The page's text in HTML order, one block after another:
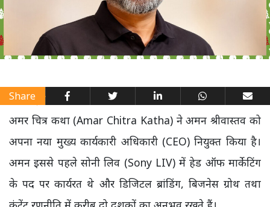
Share
अमर चित्र कथा (Amar Chitra Katha) ने अमन श्रीवास्तव को
अपना नया मुख्य कार्यकारी अधिकारी (CEO) नियुक्त किया है।
अमन इससे पहले सोनी लिव (Sony LIV) में हेड ऑफ मार्केटिंग
के पद पर कार्यरत थे और डिजिटल ब्रांडिंग, बिजनेस ग्रोथ तथा